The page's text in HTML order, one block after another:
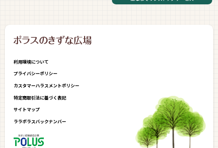
利用環境について
プライバシーポリシー
カスタマーハラスメントポリシー
特定商取引法に基づく表記
サイトマップ
ララポラスバックナンバー